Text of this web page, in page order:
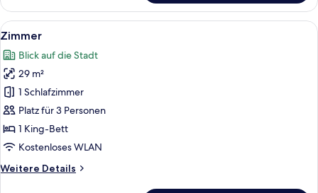
King
Slate
Room
Alle
Fotos
für
Zimmer
anzeigen
Ein Schlafzimmer mit einem Bett,
4
Zimmer
Blick auf die Stadt
29 m²
1 Schlafzimmer
Platz für 3 Personen
1 King-Bett
Kostenloses WLAN
Weitere Details
Weitere